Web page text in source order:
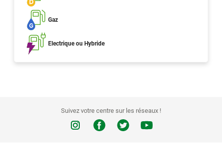
Gaz
Electrique ou Hybride
Suivez votre centre sur les réseaux !